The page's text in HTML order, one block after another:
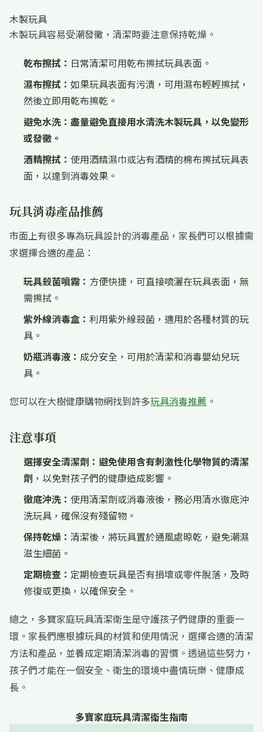
木製玩具
木製玩具容易受潮發黴，清潔時要注意保持乾燥。
乾布擦拭： 日常清潔可用乾布擦拭玩具表面。
濕布擦拭： 如果玩具表面有污漬，可用濕布輕輕擦拭，
然後立即用乾布擦乾。
避免水洗： 盡量避免直接用水清洗木製玩具，以免變形
或發黴。
酒精擦拭： 使用酒精濕巾或沾有酒精的棉布擦拭玩具表
面，以達到消毒效果。
玩具消毒產品推薦
市面上有很多專為玩具設計的消毒產品，家長們可以根據需
求選擇合適的產品：
玩具殺菌噴霧： 方便快捷，可直接噴灑在玩具表面，無
需擦拭。
紫外線消毒盒： 利用紫外線殺菌，適用於各種材質的玩
具。
奶瓶消毒液： 成分安全，可用於清潔和消毒嬰幼兒玩
具。
您可以在大樹健康購物網找到許多玩具消毒推薦 。
注意事項
選擇安全清潔劑： 避免使用含有刺激性化學物質的清潔
劑 ，以免對孩子們的健康造成影響。
徹底沖洗： 使用清潔劑或消毒液後，務必用清水徹底沖
洗玩具，確保沒有殘留物。
保持乾燥： 清潔後，將玩具置於通風處晾乾，避免潮濕
滋生細菌。
定期檢查： 定期檢查玩具是否有損壞或零件脫落，及時
修復或更換，以確保安全。
總之，多寶家庭玩具清潔衛生是守護孩子們健康的重要一
環。家長們應根據玩具的材質和使用情況，選擇合適的清潔
方法和產品，並養成定期清潔消毒的習慣。透過這些努力，
孩子們才能在一個安全、衛生的環境中盡情玩樂、健康成
長。
多寶家庭玩具清潔衛生指南